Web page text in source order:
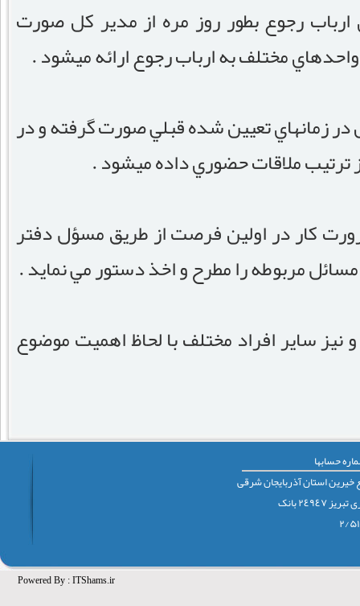
رجوع بطور روز مره از مدير کل صورت
مختلف به ارباب رجوع اراﺋﻪ ميشود .
در زمانهاي تعيين شده قبلي صورت گرفته و در
ترتيب ملاقات حضوري داده ميشود .
کار در اولين فرصت از طريق مسؤل دفتر
مربوطه را مطرح و اخذ دستور مي نمايد .
نيز ساير افراد مختلف با لحاظ اهميت موضوع
حسابها
استان آذربايجان شرقی
بانک
Powered By : ITShams.ir